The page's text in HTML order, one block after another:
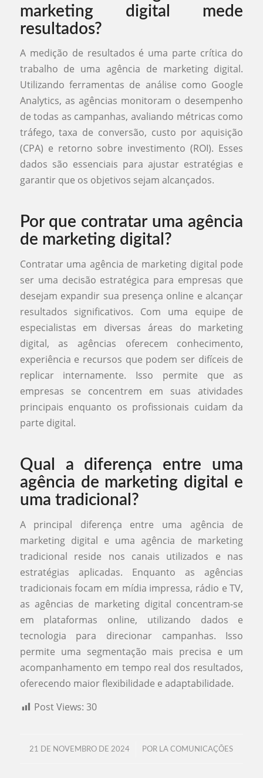
marketing digital mede
resultados?
A medição de resultados é uma parte crítica do
trabalho de uma agência de marketing digital.
Utilizando ferramentas de análise como Google
Analytics, as agências monitoram o desempenho
de todas as campanhas, avaliando métricas como
tráfego, taxa de conversão, custo por aquisição
(CPA) e retorno sobre investimento (ROI). Esses
dados são essenciais para ajustar estratégias e
garantir que os objetivos sejam alcançados.
Por que contratar uma agência
de marketing digital?
Contratar uma agência de marketing digital pode
ser uma decisão estratégica para empresas que
desejam expandir sua presença online e alcançar
resultados significativos. Com uma equipe de
especialistas em diversas áreas do marketing
digital, as agências oferecem conhecimento,
experiência e recursos que podem ser difíceis de
replicar internamente. Isso permite que as
empresas se concentrem em suas atividades
principais enquanto os profissionais cuidam da
parte digital.
Qual a diferença entre uma
agência de marketing digital e
uma tradicional?
A principal diferença entre uma agência de
marketing digital e uma agência de marketing
tradicional reside nos canais utilizados e nas
estratégias aplicadas. Enquanto as agências
tradicionais focam em mídia impressa, rádio e TV,
as agências de marketing digital concentram-se
em plataformas online, utilizando dados e
tecnologia para direcionar campanhas. Isso
permite uma segmentação mais precisa e um
acompanhamento em tempo real dos resultados,
oferecendo maior flexibilidade e adaptabilidade.
Post Views: 30
21 DE NOVEMBRO DE 2024
/ POR LA COMUNICAÇÕES